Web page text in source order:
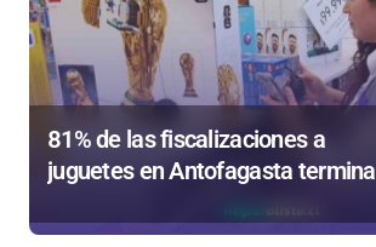
81% de las fiscalizaciones a
juguetes en Antofagasta termina
en sumarios sanitarios